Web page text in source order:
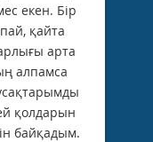
екен. Бір
қайта
арта
алпамса
қолдарын
байқадым.